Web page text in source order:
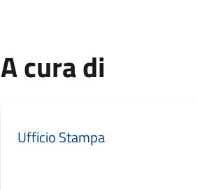
A cura di
Ufficio Stampa